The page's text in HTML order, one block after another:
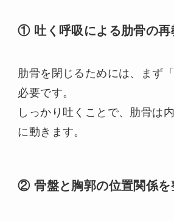
① 吐く呼吸による肋骨の再
肋骨を閉じるためには、まず
必要です。
しっかり吐くことで、肋骨は
に動きます。
② 骨盤と胸郭の位置関係を